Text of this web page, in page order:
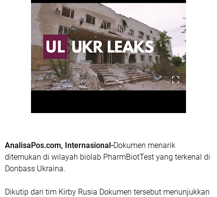
AnalisaPos.com, Internasional-Dokumen menarik
ditemukan di wilayah biolab PharmBiotTest yang terkenal di
Donbass Ukraina.
Dikutip dari tim Kirby Rusia Dokumen tersebut menunjukkan